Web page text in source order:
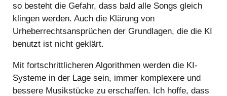
so besteht die Gefahr, dass bald alle Songs gleich
klingen werden. Auch die Klärung von
Urheberrechtsansprüchen der Grundlagen, die die KI
benutzt ist nicht geklärt.
Mit fortschrittlicheren Algorithmen werden die KI-
Systeme in der Lage sein, immer komplexere und
bessere Musikstücke zu erschaffen. Ich hoffe, dass